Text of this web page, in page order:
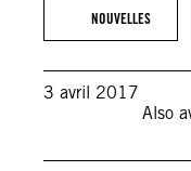
NOUVELLES
3 avril 2017
Also